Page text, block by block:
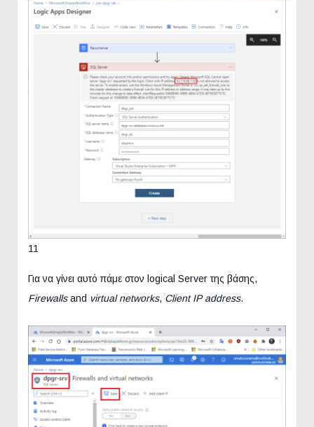
11
Για να γίνει αυτό πάμε στον logical Server της βάσης,
Firewallsand virtual networks, Client IP address.